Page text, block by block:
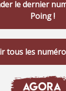
le dernier
Poing !
tous les
AGORA